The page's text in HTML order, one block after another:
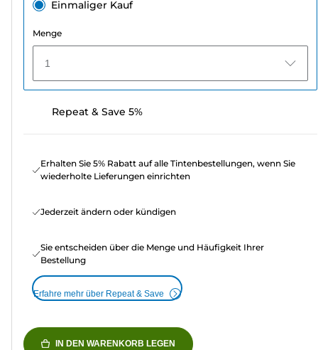
Einmaliger Kauf
Menge
1
Repeat & Save 5%
Erhalten Sie 5% Rabatt auf alle Tintenbestellungen, wenn Sie
wiederholte Lieferungen einrichten
Jederzeit ändern oder kündigen
Sie entscheiden über die Menge und Häufigkeit Ihrer
Bestellung
Erfahre mehr über Repeat & Save
IN DEN WARENKORB LEGEN